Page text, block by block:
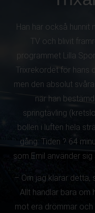
Han har också hunnit
TV och blivit
programmet Lilla
Trixrekordet för hans
men den absolut
när han
springtävling
bollen i luften hela
gång. Tiden ? 64
som Emil använder
– Om jag klarar detta,
Allt handlar bara om
mot era drömmar och